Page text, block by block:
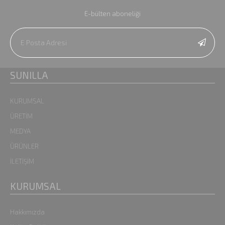
E-bülten aboneliği
SUNILLA
KURUMSAL
ÜRETİM
MEDYA
ÜRÜNLER
İLETİŞİM
KURUMSAL
Hakkımızda